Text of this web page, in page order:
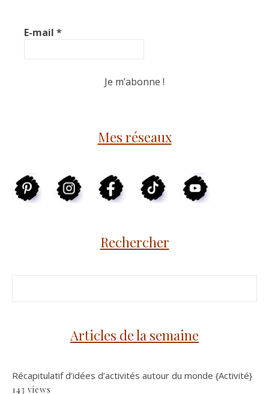
E-mail *
Mes réseaux
Rechercher
Articles de la semaine
Récapitulatif d’idées d’activités autour du monde {Activité}
143 views